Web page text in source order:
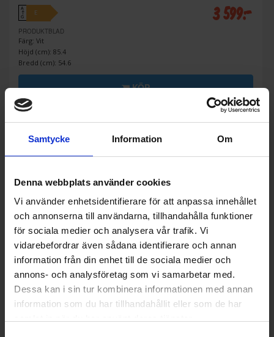
Samtycke Information Om
Denna webbplats använder cookies
Vi använder enhetsidentifierare för att anpassa innehållet
och annonserna till användarna, tillhandahålla funktioner
för sociala medier och analysera vår trafik. Vi
vidarebefordrar även sådana identifierare och annan
information från din enhet till de sociala medier och
annons- och analysföretag som vi samarbetar med.
Dessa kan i sin tur kombinera informationen med annan
information som du har tillhandahållit eller som de har
A
↑
G
E
PRODUKTBLAD
Färg: Vit
Höjd (cm): 85.4
Bredd (cm): 54.6
3 599:-
KÖP
47%
Frysskåp